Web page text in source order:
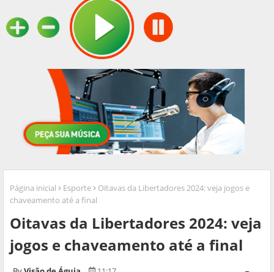
Página inicial Esporte
Oitavas da Libertadores 2024: veja jogos e
chaveamento até a final
Oitavas da Libertadores 2024: veja
jogos e chaveamento até a final